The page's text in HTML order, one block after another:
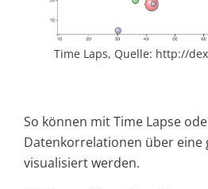
Time Laps, Quelle: http://
So können mit Time Lapse
Datenkorrelationen über eine
visualisiert werden.